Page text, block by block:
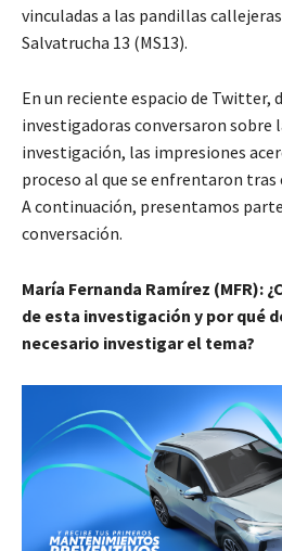
vinculadas a las pandillas
Salvatrucha 13 (MS13).
En un reciente espacio de Twitter,
investigadoras conversaron sobre
investigación, las impresiones
proceso al que se enfrentaron tras
A continuación, presentamos
conversación.
María Fernanda Ramírez (MFR):
de esta investigación y por qué
necesario investigar el tema?